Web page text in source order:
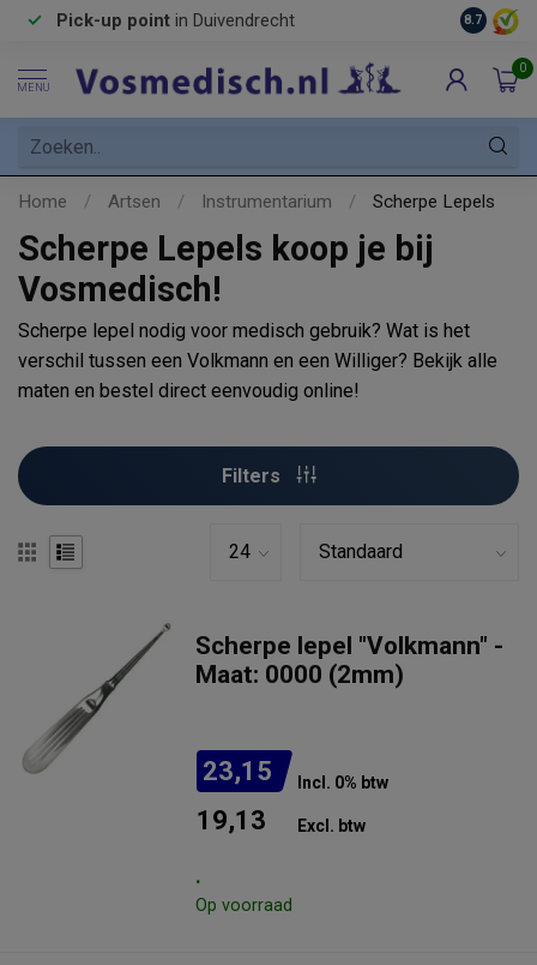
Pick-up point in Duivendrecht 8.7
MENU
0
Home / Artsen / Instrumentarium / Scherpe Lepels
Scherpe Lepels koop je bij
Vosmedisch!
Scherpe lepel nodig voor medisch gebruik? Wat is het
verschil tussen een Volkmann en een Williger? Bekijk alle
maten en bestel direct eenvoudig online!
Filters
Scherpe lepel "Volkmann" -
Maat: 0000 (2mm)
23,15 Incl. 0% btw
19,13 Excl. btw
.
Op voorraad